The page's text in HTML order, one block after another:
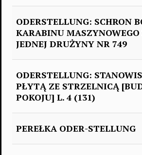
ODERSTELLUNG: SCHRON
KARABINU
JEDNEJ DRUŻYNY NR 749
ODERSTELLUNG:
PŁYTĄ ZE STRZELNICĄ
POKOJU] L. 4 (131)
PEREŁKA ODER-STELLUNG